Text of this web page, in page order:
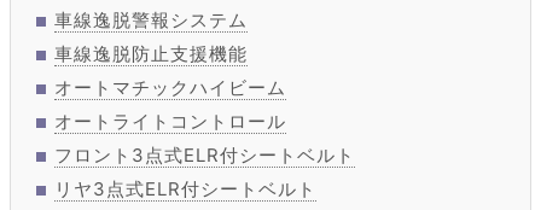
車線逸脱警報システム
車線逸脱防止支援機能
オートマチックハイビーム
オートライトコントロール
フロント3点式ELR付シートベルト
リヤ3点式ELR付シートベルト